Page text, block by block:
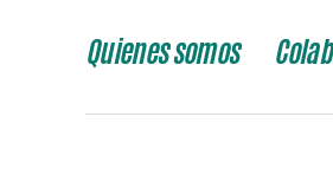
Quienes somos